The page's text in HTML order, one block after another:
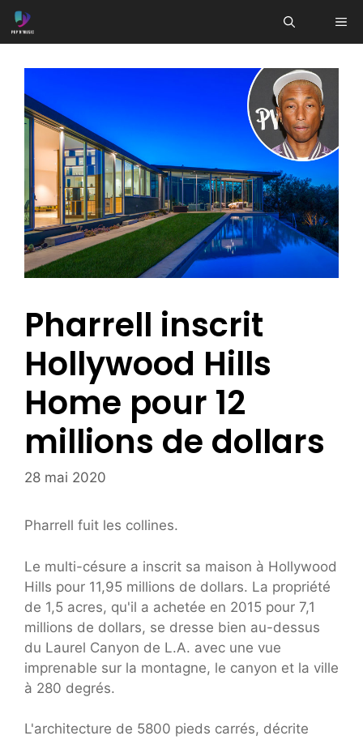
Aller
au
Pharrell inscrit
Hollywood Hills
Home pour 12
millions de dollars
28 mai 2020
Pharrell fuit les collines.
Le multi-césure a inscrit sa maison à Hollywood
Hills pour 11,95 millions de dollars. La propriété
de 1,5 acres, qu'il a achetée en 2015 pour 7,1
millions de dollars, se dresse bien au-dessus
du Laurel Canyon de L.A. avec une vue
imprenable sur la montagne, le canyon et la ville
à 280 degrés.
L'architecture de 5800 pieds carrés, décrite